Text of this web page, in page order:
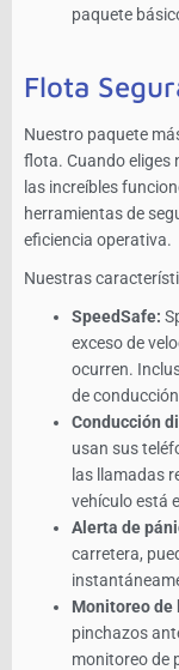
paquete
Flota
Nuestro paquete
flota. Cuando eliges
las increíbles
herramientas de
eficiencia operativa.
Nuestras
SpeedSafe:
exceso de
ocurren.
de
Conducción
usan sus
las llamadas
vehículo está
Alerta de
carretera,
Monitoreo de
pinchazos
monitoreo de